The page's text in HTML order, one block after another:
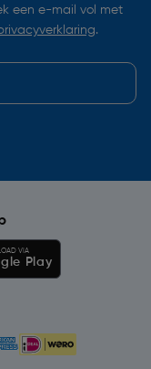
een e-mail vol met
.
VIA
Play